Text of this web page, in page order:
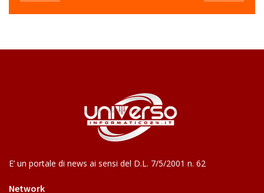
E’ un portale di news ai sensi del D.L. 7/5/2001 n. 62
Network